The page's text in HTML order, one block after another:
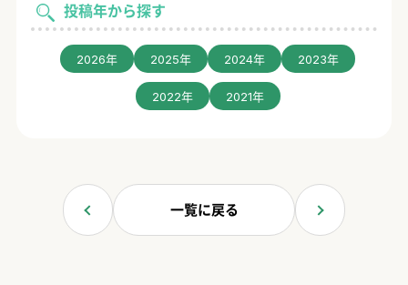
投稿年から探す
2026年 2025年 2024年 2023年
2022年 2021年
一覧に戻る